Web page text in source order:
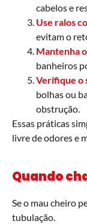
cabelos e
Use ralos
evitam o
Mantenha
banheiros
Verifique o
bolhas ou
obstrução.
Essas práticas
livre de odores e
Quando
Se o mau cheiro
tubulação.